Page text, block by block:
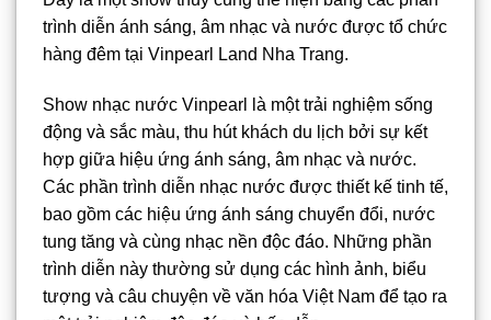
trình diễn ánh sáng, âm nhạc và nước được tổ chức
hàng đêm tại Vinpearl Land Nha Trang.
Show nhạc nước Vinpearl là một trải nghiệm sống
động và sắc màu, thu hút khách du lịch bởi sự kết
hợp giữa hiệu ứng ánh sáng, âm nhạc và nước.
Các phần trình diễn nhạc nước được thiết kế tinh tế,
bao gồm các hiệu ứng ánh sáng chuyển đổi, nước
tung tăng và cùng nhạc nền độc đáo. Những phần
trình diễn này thường sử dụng các hình ảnh, biểu
tượng và câu chuyện về văn hóa Việt Nam để tạo ra